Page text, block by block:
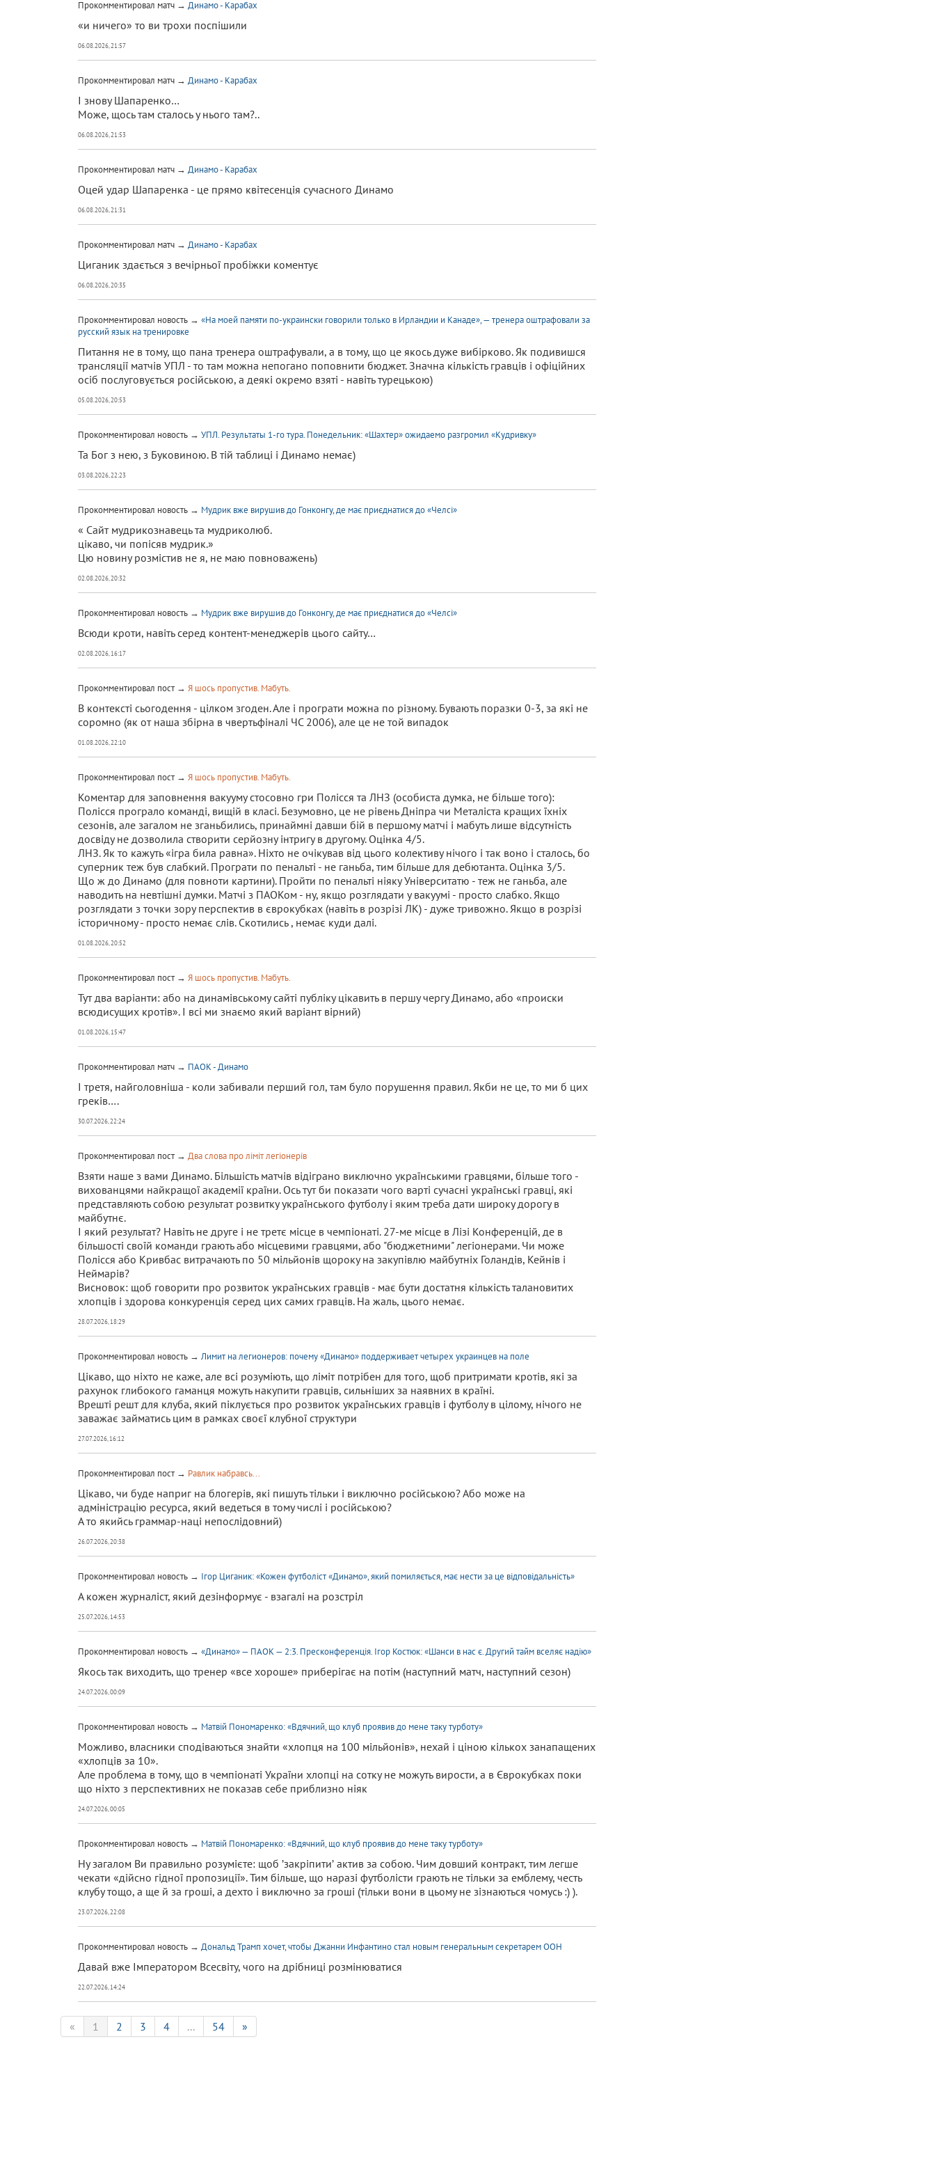
Прокомментировал матч → Динамо - Карабах
«и ничего» то ви трохи поспішили
06.08.2026, 21:57
Прокомментировал матч → Динамо - Карабах
І знову Шапаренко…
Може, щось там сталось у нього там?..
06.08.2026, 21:53
Прокомментировал матч → Динамо - Карабах
Оцей удар Шапаренка - це прямо квітесенція сучасного Динамо
06.08.2026, 21:31
Прокомментировал матч → Динамо - Карабах
Циганик здається з вечірньої пробіжки коментує
06.08.2026, 20:35
Прокомментировал новость → «На моей памяти по-украински говорили только в Ирландии и Канаде», — тренера оштрафовали за
русский язык на тренировке
Питання не в тому, що пана тренера оштрафували, а в тому, що це якось дуже вибірково. Як подивишся
трансляції матчів УПЛ - то там можна непогано поповнити бюджет. Значна кількість гравців і офіційних
осіб послуговується російською, а деякі окремо взяті - навіть турецькою)
05.08.2026, 20:53
Прокомментировал новость → УПЛ. Результаты 1-го тура. Понедельник: «Шахтер» ожидаемо разгромил «Кудривку»
Та Бог з нею, з Буковиною. В тій таблиці і Динамо немає)
03.08.2026, 22:23
Прокомментировал новость → Мудрик вже вирушив до Гонконгу, де має приєднатися до «Челсі»
« Сайт мудрикознавець та мудриколюб.
цікаво, чи попісяв мудрик.»
Цю новину розмістив не я, не маю повноважень)
02.08.2026, 20:32
Прокомментировал новость → Мудрик вже вирушив до Гонконгу, де має приєднатися до «Челсі»
Всюди кроти, навіть серед контент-менеджерів цього сайту…
02.08.2026, 16:17
Прокомментировал пост → Я шось пропустив. Мабуть.
В контексті сьогодення - цілком згоден. Але і програти можна по різному. Бувають поразки 0-3, за які не
соромно (як от наша збірна в чвертьфіналі ЧС 2006), але це не той випадок
01.08.2026, 22:10
Прокомментировал пост → Я шось пропустив. Мабуть.
Коментар для заповнення вакууму стосовно гри Полісся та ЛНЗ (особиста думка, не більше того):
Полісся програло команді, вищій в класі. Безумовно, це не рівень Дніпра чи Металіста кращих їхніх
сезонів, але загалом не зганьбились, принаймні давши бій в першому матчі і мабуть лише відсутність
досвіду не дозволила створити серйозну інтригу в другому. Оцінка 4/5.
ЛНЗ. Як то кажуть «ігра била равна». Ніхто не очікував від цього колективу нічого і так воно і сталось, бо
суперник теж був слабкий. Програти по пенальті - не ганьба, тим більше для дебютанта. Оцінка 3/5.
Що ж до Динамо (для повноти картини). Пройти по пенальті ніяку Університатю - теж не ганьба, але
наводить на невтішні думки. Матчі з ПАОКом - ну, якщо розглядати у вакуумі - просто слабко. Якщо
розглядати з точки зору перспектив в єврокубках (навіть в розрізі ЛК) - дуже тривожно. Якщо в розрізі
історичному - просто немає слів. Скотились , немає куди далі.
01.08.2026, 20:52
Прокомментировал пост → Я шось пропустив. Мабуть.
Тут два варіанти: або на динамівському сайті публіку цікавить в першу чергу Динамо, або «происки
всюдисущих кротів». І всі ми знаємо який варіант вірний)
01.08.2026, 15:47
Прокомментировал матч → ПАОК - Динамо
І третя, найголовніша - коли забивали перший гол, там було порушення правил. Якби не це, то ми б цих
греків….
30.07.2026, 22:24
Прокомментировал пост → Два слова про ліміт легіонерів
Взяти наше з вами Динамо. Більшість матчів відіграно виключно українськими гравцями, більше того -
вихованцями найкращої академії країни. Ось тут би показати чого варті сучасні українські гравці, які
представляють собою результат розвитку українського футболу і яким треба дати широку дорогу в
майбутнє.
І який результат? Навіть не друге і не третє місце в чемпіонаті. 27-ме місце в Лізі Конференцій, де в
більшості своїй команди грають або місцевими гравцями, або "бюджетними" легіонерами. Чи може
Полісся або Кривбас витрачають по 50 мільйонів щороку на закупівлю майбутніх Голандів, Кейнів і
Неймарів?
Висновок: щоб говорити про розвиток українських гравців - має бути достатня кількість талановитих
хлопців і здорова конкуренція серед цих самих гравців. На жаль, цього немає.
28.07.2026, 18:29
Прокомментировал новость → Лимит на легионеров: почему «Динамо» поддерживает четырех украинцев на поле
Цікаво, що ніхто не каже, але всі розуміють, що ліміт потрібен для того, щоб притримати кротів, які за
рахунок глибокого гаманця можуть накупити гравців, сильніших за наявних в країні.
Врешті решт для клуба, який піклується про розвиток українських гравців і футболу в цілому, нічого не
заважає займатись цим в рамках своєї клубної структури
27.07.2026, 16:12
Прокомментировал пост → Равлик набравсь...
Цікаво, чи буде наприг на блогерів, які пишуть тільки і виключно російською? Або може на
адміністрацію ресурса, який ведеться в тому числі і російською?
А то якийсь граммар-наці непослідовний)
26.07.2026, 20:38
Прокомментировал новость → Ігор Циганик: «Кожен футболіст «Динамо», який помиляється, має нести за це відповідальність»
А кожен журналіст, який дезінформує - взагалі на розстріл
25.07.2026, 14:53
Прокомментировал новость → «Динамо» — ПАОК — 2:3. Пресконференція. Ігор Костюк: «Шанси в нас є. Другий тайм вселяє надію»
Якось так виходить, що тренер «все хороше» приберігає на потім (наступний матч, наступний сезон)
24.07.2026, 00:09
Прокомментировал новость → Матвій Пономаренко: «Вдячний, що клуб проявив до мене таку турботу»
Можливо, власники сподіваються знайти «хлопця на 100 мільйонів», нехай і ціною кількох занапащених
«хлопців за 10».
Але проблема в тому, що в чемпіонаті України хлопці на сотку не можуть вирости, а в Єврокубках поки
що ніхто з перспективних не показав себе приблизно ніяк
24.07.2026, 00:05
Прокомментировал новость → Матвій Пономаренко: «Вдячний, що клуб проявив до мене таку турботу»
Ну загалом Ви правильно розумієте: щоб ʼзакріпитиʼ актив за собою. Чим довший контракт, тим легше
чекати «дійсно гідної пропозиції». Тим більше, що наразі футболісти грають не тільки за емблему, честь
клубу тощо, а ще й за гроші, а дехто і виключно за гроші (тільки вони в цьому не зізнаються чомусь :) ).
23.07.2026, 22:08
Прокомментировал новость → Дональд Трамп хочет, чтобы Джанни Инфантино стал новым генеральным секретарем ООН
Давай вже Імператором Всесвіту, чого на дрібниці розмінюватися
22.07.2026, 14:24
« 1 2 3 4 ... 54 »